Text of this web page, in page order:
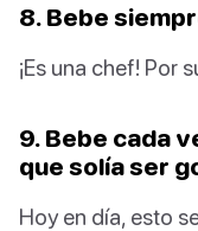
8. Bebe
¡Es una chef! Por
9. Bebe cada
que solía ser
Hoy en día, esto